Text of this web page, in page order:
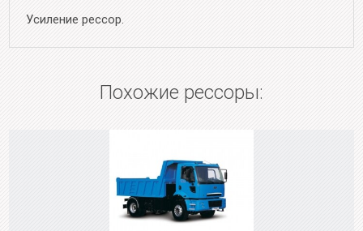
Усиление рессор.
Похожие рессоры: